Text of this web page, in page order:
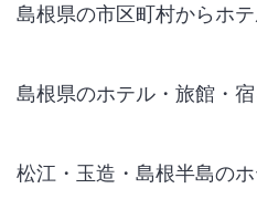
島根県の市区町村からホ
島根県のホテル・旅館・
松江・玉造・島根半島の